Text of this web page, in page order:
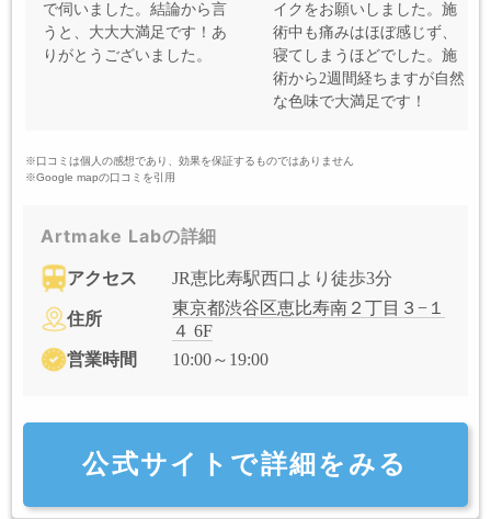
で伺いました。結論から言
うと、大大大満足です！あ
りがとうございました。
イクをお願いしました。施
術中も痛みはほぼ感じず、
寝てしまうほどでした。施
術から2週間経ちますが自然
な色味で大満足です！
※口コミは個人の感想であり、効果を保証するものではありません
※Google mapの口コミを引用
Artmake Labの詳細
アクセス JR恵比寿駅西口より徒歩3分
住所
東京都渋谷区恵比寿南２丁目３−１
４ 6F
営業時間
10:00～19:00
公式サイトで詳細をみる